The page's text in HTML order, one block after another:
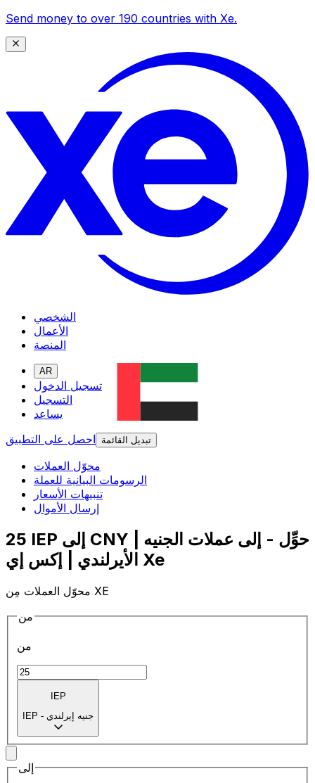
Send money to over 190 countries with Xe.
الشخصي
الأعمال
المنصة
AR
تسجيل الدخول
التسجيل
يساعد
احصل على التطبيق
تبديل القائمة
محوّل العملات
الرسومات البيانية للعملة
تنبيهات الأسعار
إرسال الأموال
25 IEP إلى CNY | حوِّل - إلى عملات الجنيه
الأيرلندي | إكس إي Xe
محوّل العملات مِن XE
من
من
IEP
IEP - جنيه إيرلندي
إلى